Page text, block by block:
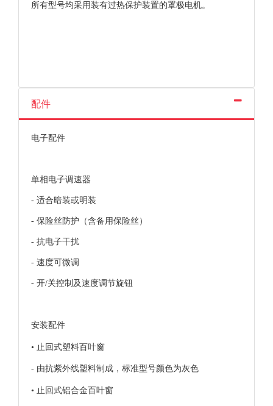
所有型号均采用装有过热保护装置的罩极电机。
配件
电子配件
单相电子调速器
- 适合暗装或明装
- 保险丝防护（含备用保险丝）
- 抗电子干扰
- 速度可微调
- 开/关控制及速度调节旋钮
安装配件
• 止回式塑料百叶窗
- 由抗紫外线塑料制成，标准型号颜色为灰色
• 止回式铝合金百叶窗